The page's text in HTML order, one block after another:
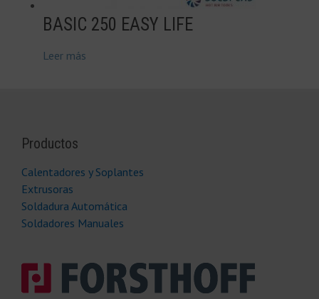
BASIC 250 EASY LIFE
Leer más
Productos
Calentadores y Soplantes
Extrusoras
Soldadura Automática
Soldadores Manuales